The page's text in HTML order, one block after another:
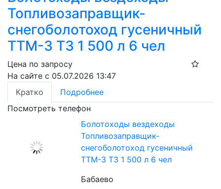
Топливозаправщик-
снегоболотоход гусеничный
ТТМ-3 ТЗ 1 500 л 6 чел
Цена по запросу
На сайте с 05.07.2026 13:47
Кратко
Подробнее
Посмотреть телефон
Болотоходы вездеходы
Топливозаправщик-
снегоболотоход гусеничный
ТТМ-3 ТЗ 1 500 л 6 чел
Бабаево